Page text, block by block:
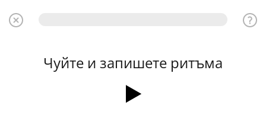
Чуйте и запишете ритъма